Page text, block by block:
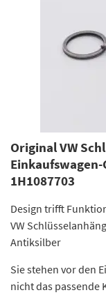
Original VW
Einkaufswagen-
1H1087703
Design trifft
VW
Antiksilber
Sie stehen vor den
nicht das passende